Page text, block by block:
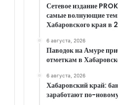
Сетевое издание
самые волнующие
Хабаровского края в
6 августа, 2026
Паводок на Амуре
отметкам в
6 августа, 2026
Хабаровский край:
заработают по-